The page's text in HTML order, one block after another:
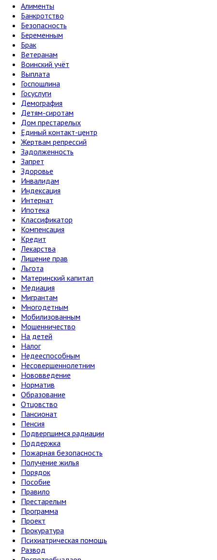
Алименты
Банкротство
Безопасность
Беременным
Брак
Ветеранам
Воинский учёт
Выплата
Госпошлина
Госуслуги
Демография
Детям-сиротам
Дом престарелых
Единый контакт-центр
Жертвам репрессий
Задолженность
Запрет
Здоровье
Инвалидам
Индексация
Интернат
Ипотека
Классификатор
Компенсация
Кредит
Лекарства
Лишение прав
Льгота
Материнский капитал
Медиация
Мигрантам
Многодетным
Мобилизованным
Мошенничество
На детей
Налог
Недееспособным
Несовершеннолетним
Нововведение
Норматив
Образование
Отцовство
Пансионат
Пенсия
Подвергшимся радиации
Поддержка
Пожарная безопасность
Получение жилья
Порядок
Пособие
Правило
Престарелым
Программа
Проект
Прокуратура
Психиатрическая помощь
Развод